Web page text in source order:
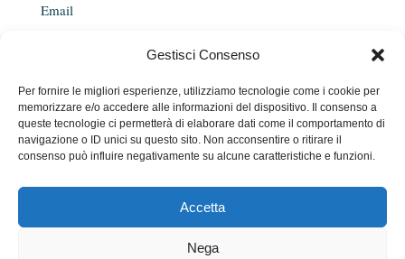
Gestisci Consenso
Per fornire le migliori esperienze, utilizziamo tecnologie come i cookie per
memorizzare e/o accedere alle informazioni del dispositivo. Il consenso a
queste tecnologie ci permetterà di elaborare dati come il comportamento di
navigazione o ID unici su questo sito. Non acconsentire o ritirare il
consenso può influire negativamente su alcune caratteristiche e funzioni.
Accetta
Nega
Email
emanuelarocco@yahoo.it